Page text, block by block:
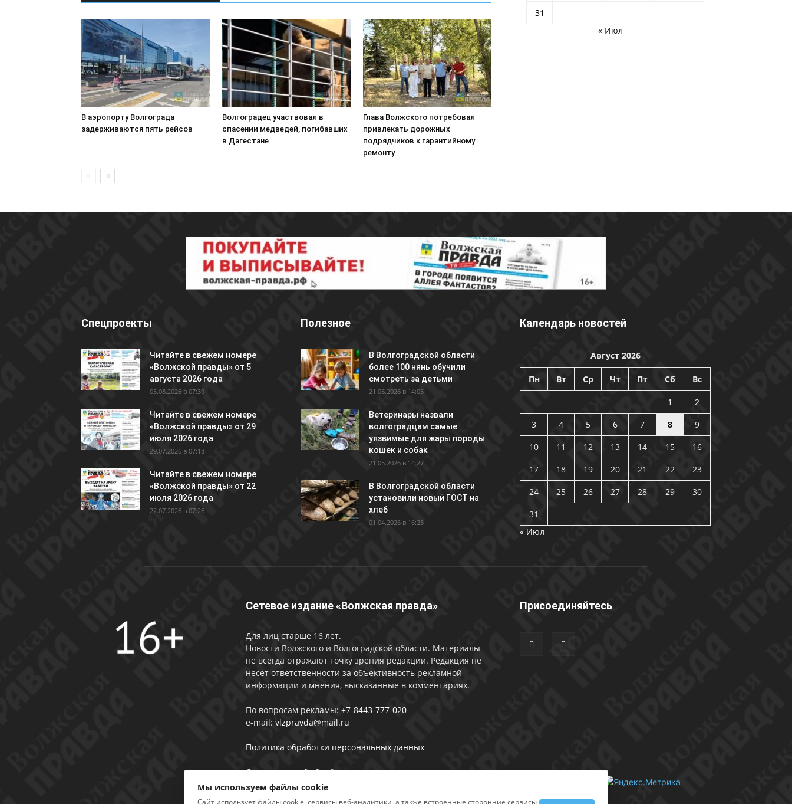
В аэропорту Волгограда
задерживаются пять рейсов
Волгоградец участвовал в
спасении медведей, погибавших
в Дагестане
Глава Волжского потребовал
привлекать дорожных
подрядчиков к гарантийному
ремонту
31
« Июл
Спецпроекты
Читайте в свежем номере
«Волжской правды» от 5
августа 2026 года
05.08.2026 в 07:39
Читайте в свежем номере
«Волжской правды» от 29
июля 2026 года
29.07.2026 в 07:18
Читайте в свежем номере
«Волжской правды» от 22
июля 2026 года
22.07.2026 в 07:26
Полезное
В Волгоградской области
более 100 нянь обучили
смотреть за детьми
21.06.2026 в 14:05
Ветеринары назвали
волгоградцам самые
уязвимые для жары породы
кошек и собак
21.05.2026 в 14:27
В Волгоградской области
установили новый ГОСТ на
хлеб
01.04.2026 в 16:23
Календарь новостей
Август 2026
Пн Вт Ср Чт Пт Сб Вс
1
2
3
4 5 6 7 8
9
10
11 12 13 14 15
16
17
18 19 20 21 22
23
24
25 26 27 28 29
30
31
« Июл
Сетевое издание «Волжская правда»
Для лиц старше 16 лет.
Новости Волжского и Волгоградской области. Материалы
не всегда отражают точку зрения редакции. Редакция не
несет ответственности за объективность рекламной
информации и мнения, высказанные в комментариях.
По вопросам рекламы: +7-8443-777-020
e-mail: vlzpravda@mail.ru
Политика обработки персональных данных
Соглашении об обработке персональных данных
Присоединяйтесь
Мы используем файлы cookie
Сайт использует файлы cookie, сервисы веб-аналитики, а также встроенные сторонние сервисы